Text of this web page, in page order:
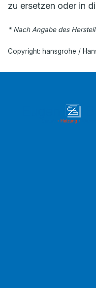
zu ersetzen oder in
* Nach Angabe des
Copyright: hansgrohe /